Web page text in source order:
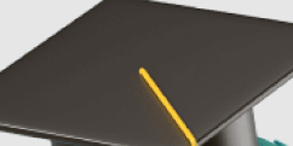
Але коли це робити, якщо
якості освіти?
в SMARTUM.